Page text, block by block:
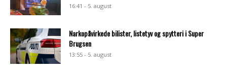
16:41 - 5. august
Narkopåvirkede bilister, listetyv og spytteri i Super
Brugsen
13:55 - 5. august